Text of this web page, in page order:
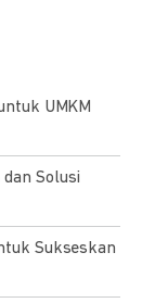
UMKM
Solusi
Sukseskan